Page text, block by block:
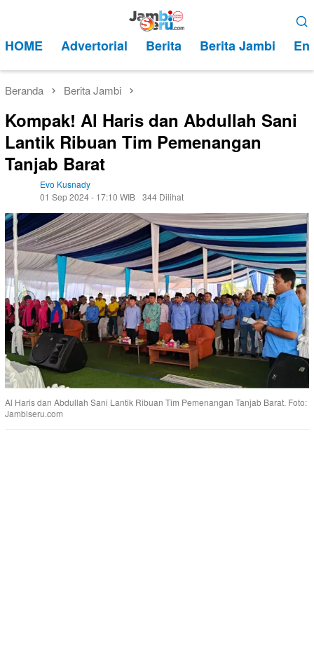
kontenMobile
HOME Advertorial Berita Berita Jambi
Beranda Berita Jambi
Kompak! Al Haris dan Abdullah Sani
Lantik Ribuan Tim Pemenangan
Tanjab Barat
Evo Kusnady
01 Sep 2024 - 17:10 WIB 344 Dilihat
Al Haris dan Abdullah Sani Lantik Ribuan Tim Pemenangan Tanjab Barat. Foto:
Jambiseru.com